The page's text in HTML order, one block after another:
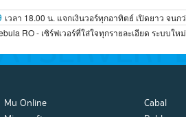
เวลา 18.00 น. แจกเงินวอร์ทุกอาทิตย์ เปิดยาว จน
RO - เซิร์ฟเวอร์ที่ใส่ใจทุกรายละเอียด ระบบใ
Mu Online
Cabal